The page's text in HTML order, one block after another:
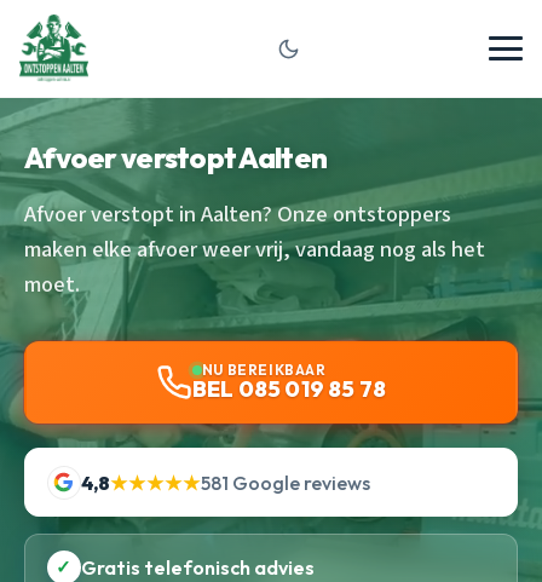
Afvoer verstopt Aalten
Afvoer verstopt in Aalten? Onze ontstoppers
maken elke afvoer weer vrij, vandaag nog als het
moet.
NU BEREIKBAAR
BEL 085 019 85 78
4,8★★★★★581 Google reviews
✓ Gratis telefonisch advies